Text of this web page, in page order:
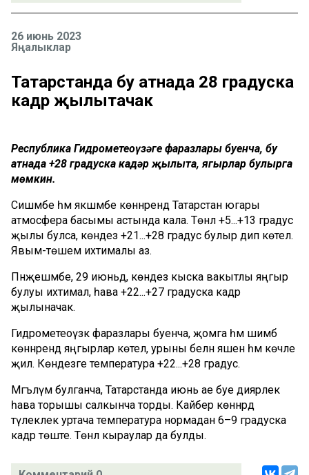
26 июнь 2023
Яңалыклар
Татарстанда бу атнада 28 градуска
кадәр җылытачак
Республика Гидрометеоүзәге фаразлары буенча, бу
атнада +28 градуска кадәр җылыта, яңгырлар булырга
мөмкин.
Сишәмбе һәм якшәмбе көннәрендә Татарстан югары
атмосфера басымы астында кала. Төнлә +5...+13 градус
җылы булса, көндез +21...+28 градус булыр дип көтелә.
Явым-төшем ихтималы аз.
Пәнҗешәмбе, 29 июньдә, көндез кыска вакытлы яңгыр
булуы ихтимал, һава +22...+27 градуска кадәр
җылыначак.
Гидрометеоүзәк фаразлары буенча, җомга һәм шимбә
көннәрендә яңгырлар көтелә, урыны белән яшен һәм көчле
җил. Көндезге температура +22...+28 градус.
Мәгълүм булганча, Татарстанда июнь ае буе диярлек
һава торышы салкынча торды. Кайбер көннәрдә
тәүлеклек уртача температура нормадан 6–9 градуска
кадәр төште. Төнлә кыраулар да булды.